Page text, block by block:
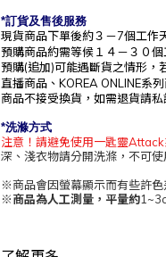
*訂貨及售後服務
現貨商品下單後約３－7個工作
預購商品約需等候１４－３０個
預購(追加)可能遇斷貨之情形，
直播商品、KOREA ONLINE系
商品不接受換貨，如需退貨請私
*洗滌方式
注意！請避免使用一匙靈
深、淺衣物請分開洗滌，不可
※商品會因螢幕顯示而有些許色
※商品為人工測量，平量約